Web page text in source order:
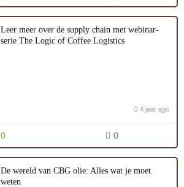
Leer meer over de supply chain met webinar-
serie The Logic of Coffee Logistics
4 jaar ago
0 0
De wereld van CBG olie: Alles wat je moet
weten